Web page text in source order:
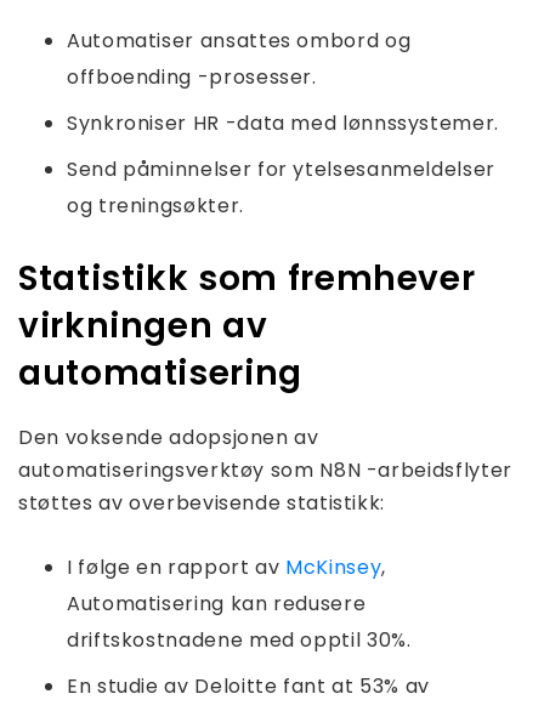
Automatiser ansattes ombord og
offboending -prosesser.
Synkroniser HR -data med lønnssystemer.
Send påminnelser for ytelsesanmeldelser
og treningsøkter.
Statistikk som fremhever
virkningen av
automatisering
Den voksende adopsjonen av
automatiseringsverktøy som N8N -arbeidsflyter
støttes av overbevisende statistikk:
I følge en rapport av McKinsey,
Automatisering kan redusere
driftskostnadene med opptil 30%.
En studie av Deloitte fant at 53% av